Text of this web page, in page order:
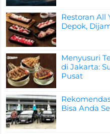
Restoran All
Depok,
Menyusuri
di Jakarta:
Pusat
Bisa Anda